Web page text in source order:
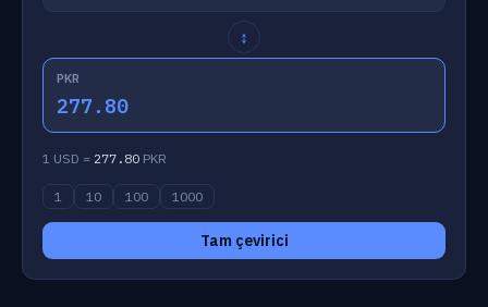
↕
PKR
277.80
1 USD = 277.80 PKR
1 10 100 1000
Tam çevirici